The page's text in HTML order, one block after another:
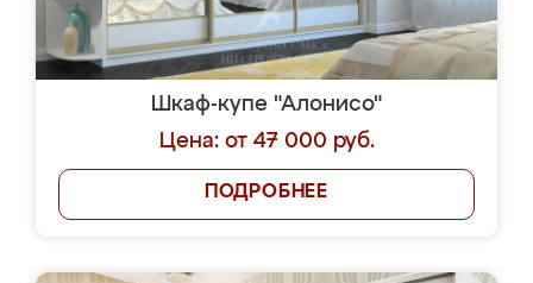
Шкаф-купе "Алонисо"
Цена: от 47 000 руб.
ПОДРОБНЕЕ